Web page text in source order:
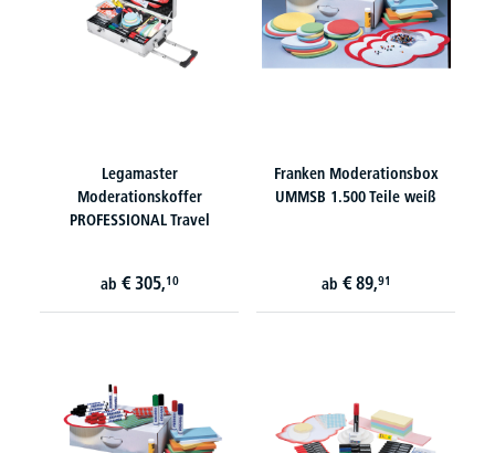
Legamaster
Moderationskoffer
PROFESSIONAL Travel
ab € 305,10
Franken Moderationsbox
UMMSB 1.500 Teile weiß
ab € 89,91